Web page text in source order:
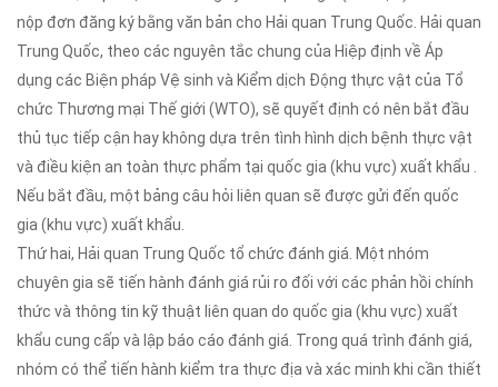
nộp đơn đăng ký bằng văn bản cho Hải quan Trung Quốc. Hải quan
Trung Quốc, theo các nguyên tắc chung của Hiệp định về Áp
dụng các Biện pháp Vệ sinh và Kiểm dịch Động thực vật của Tổ
chức Thương mại Thế giới (WTO), sẽ quyết định có nên bắt đầu
thủ tục tiếp cận hay không dựa trên tình hình dịch bệnh thực vật
và điều kiện an toàn thực phẩm tại quốc gia (khu vực) xuất khẩu .
Nếu bắt đầu, một bảng câu hỏi liên quan sẽ được gửi đến quốc
gia (khu vực) xuất khẩu.
Thứ hai, Hải quan Trung Quốc tổ chức đánh giá. Một nhóm
chuyên gia sẽ tiến hành đánh giá rủi ro đối với các phản hồi chính
thức và thông tin kỹ thuật liên quan do quốc gia (khu vực) xuất
khẩu cung cấp và lập báo cáo đánh giá. Trong quá trình đánh giá,
nhóm có thể tiến hành kiểm tra thực địa và xác minh khi cần thiết